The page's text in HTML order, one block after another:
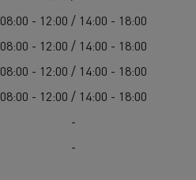
08:00 - 12:00 / 14:00 - 18:00
08:00 - 12:00 / 14:00 - 18:00
08:00 - 12:00 / 14:00 - 18:00
08:00 - 12:00 / 14:00 - 18:00
-
-